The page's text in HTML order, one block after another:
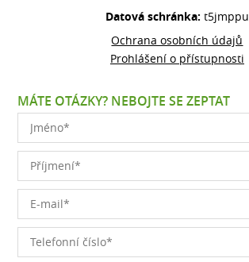
Datová schránka: t5jmppu
Ochrana osobních údajů
Prohlášení o přístupnosti
MÁTE OTÁZKY? NEBOJTE SE ZEPTAT